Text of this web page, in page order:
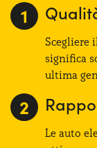
Scegliere
significa
ultima
Le auto